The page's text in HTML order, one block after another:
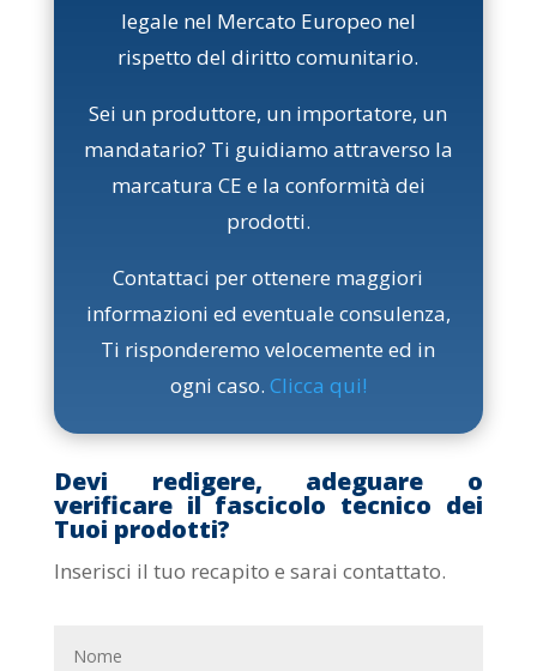
legale nel Mercato Europeo nel
rispetto del diritto comunitario.
Sei un produttore, un importatore, un
mandatario? Ti guidiamo attraverso la
marcatura CE e la conformità dei
prodotti.
Contattaci per ottenere maggiori
informazioni ed eventuale consulenza,
Ti risponderemo velocemente ed in
ogni caso. Clicca qui!
Devi redigere, adeguare o
verificare il fascicolo tecnico dei
Tuoi prodotti?
Inserisci il tuo recapito e sarai contattato.